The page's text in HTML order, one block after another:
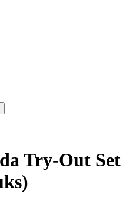
Try-Out Set